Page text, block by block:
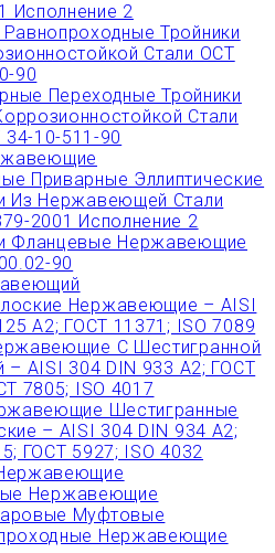
Исполнение 2
Тройники
Стали ОСТ
90
Переходные Тройники
Стали
34-10-511-90
Приварные Эллиптические
Из Нержавеющей Стали
2001 Исполнение 2
Фланцевые Нержавеющие
90
Нержавеющие – AISI
A2; ГОСТ 11371; ISO 7089
С Шестигранной
– AISI 304 DIN 933 A2; ГОСТ
7805; ISO 4017
Шестигранные
– AISI 304 DIN 934 А2;
ГОСТ 5927; ISO 4032
Нержавеющие
Муфтовые
Нержавеющие